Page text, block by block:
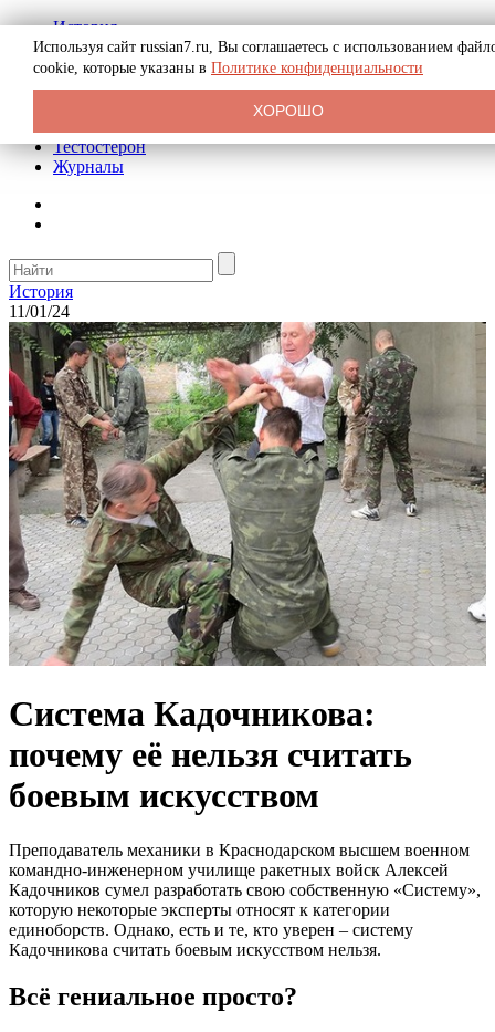
История
Биография
Криминал
Реклама на сайте
Тестостерон
Журналы
История
11/01/24
Система Кадочникова:
почему её нельзя считать
боевым искусством
Преподаватель механики в Краснодарском высшем военном
командно-инженерном училище ракетных войск Алексей
Кадочников сумел разработать свою собственную «Систему»,
которую некоторые эксперты относят к категории
единоборств. Однако, есть и те, кто уверен – систему
Кадочникова считать боевым искусством нельзя.
Всё гениальное просто?
Используя сайт russian7.ru, Вы соглашаетесь с использованием
cookie, которые указаны в Политике конфиденциальности
ХОРОШО